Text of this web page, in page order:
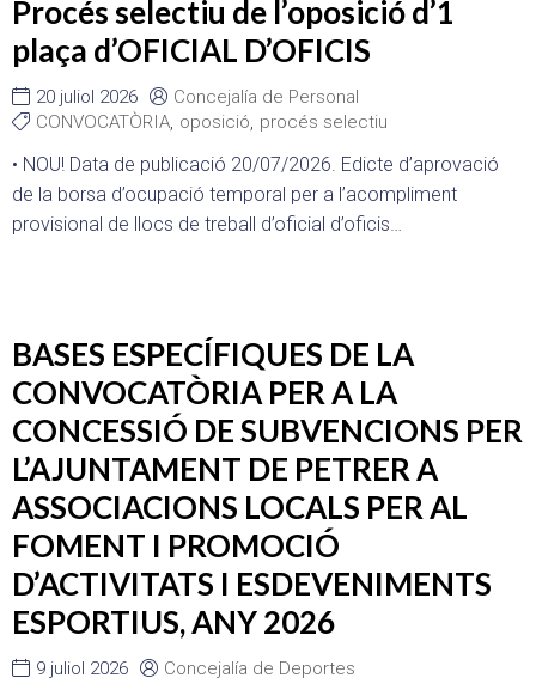
Procés selectiu de l’oposició d’1
plaça d’OFICIAL D’OFICIS
20 juliol 2026
Concejalía de Personal
CONVOCATÒRIA, oposició, procés selectiu
• NOU! Data de publicació 20/07/2026. Edicte d’aprovació
de la borsa d’ocupació temporal per a l’acompliment
provisional de llocs de treball d’oficial d’oficis…
BASES ESPECÍFIQUES DE LA
CONVOCATÒRIA PER A LA
CONCESSIÓ DE SUBVENCIONS PER
L’AJUNTAMENT DE PETRER A
ASSOCIACIONS LOCALS PER AL
FOMENT I PROMOCIÓ
D’ACTIVITATS I ESDEVENIMENTS
ESPORTIUS, ANY 2026
9 juliol 2026 Concejalía de Deportes